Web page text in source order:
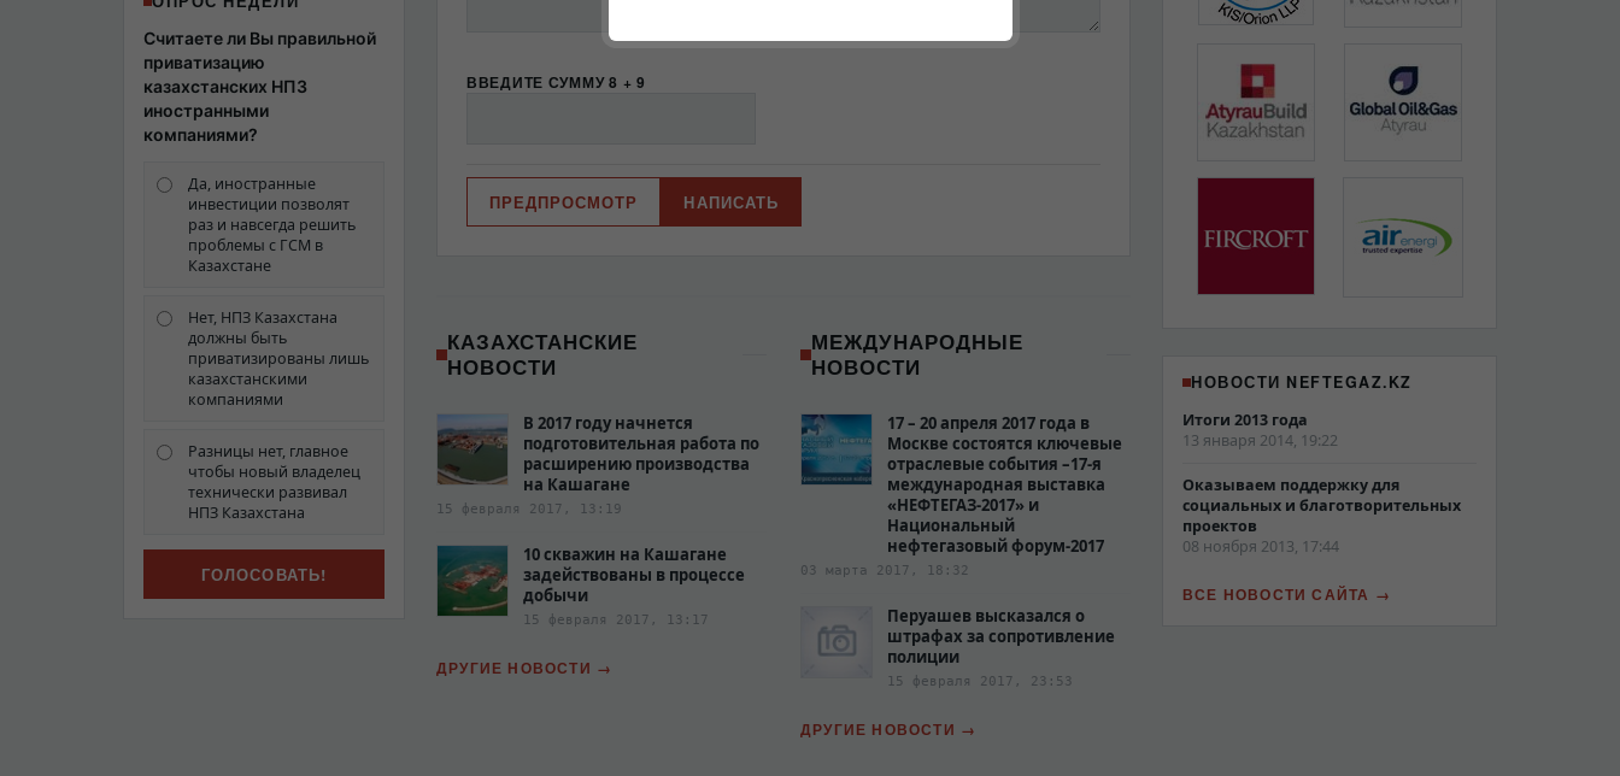
Считаете ли Вы правильной
приватизацию
казахстанских НПЗ
иностранными
компаниями?
Да, иностранные
инвестиции позволят
раз и навсегда решить
проблемы с ГСМ в
Казахстане
Нет, НПЗ Казахстана
должны быть
приватизированы лишь
казахстанскими
компаниями
Разницы нет, главное
чтобы новый владелец
технически развивал
НПЗ Казахстана
ВВЕДИТЕ СУММУ 8 + 9
КАЗАХСТАНСКИЕ
НОВОСТИ
В 2017 году начнется
подготовительная работа по
расширению производства
на Кашагане
15 февраля 2017, 13:19
10 скважин на Кашагане
задействованы в процессе
добычи
15 февраля 2017, 13:17
ДРУГИЕ НОВОСТИ
МЕЖДУНАРОДНЫЕ
НОВОСТИ
17 – 20 апреля 2017 года в
Москве состоятся ключевые
отраслевые события –17-я
международная выставка
«НЕФТЕГАЗ-2017» и
Национальный
нефтегазовый форум-2017
03 марта 2017, 18:32
Перуашев высказался о
штрафах за сопротивление
полиции‍
15 февраля 2017, 23:53
ДРУГИЕ НОВОСТИ
НОВОСТИ NEFTEGAZ.KZ
Итоги 2013 года
13 января 2014, 19:22
Оказываем поддержку для
социальных и благотворительных
проектов
08 ноября 2013, 17:44
ВСЕ НОВОСТИ САЙТА